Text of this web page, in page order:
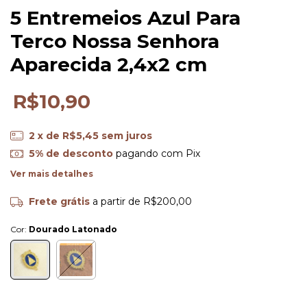
5 Entremeios Azul Para
Terco Nossa Senhora
Aparecida 2,4x2 cm
R$10,90
2 x de R$5,45 sem juros
5% de descontopagando com Pix
Ver mais detalhes
Frete grátis a partir de R$200,00
Cor: Dourado Latonado